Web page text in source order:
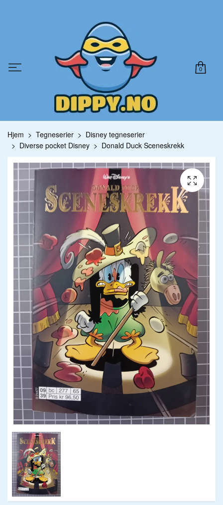
0
Hjem Tegneserier
Disney tegneserier
Diverse pocket Disney
Donald Duck Sceneskrekk